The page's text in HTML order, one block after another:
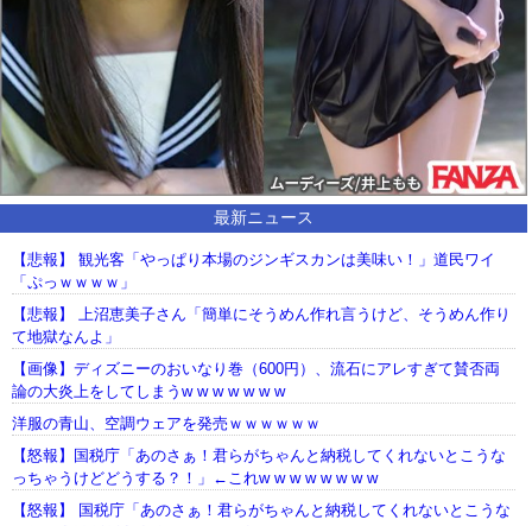
最新ニュース
【悲報】 観光客「やっぱり本場のジンギスカンは美味い！」道民ワイ
「ぷっｗｗｗｗ」
【悲報】 上沼恵美子さん「簡単にそうめん作れ言うけど、そうめん作り
て地獄なんよ」
【画像】ディズニーのおいなり巻（600円）、流石にアレすぎて賛否両
論の大炎上をしてしまうw w w w w w w
洋服の青山、空調ウェアを発売ｗｗｗｗｗｗ
【怒報】国税庁「あのさぁ！君らがちゃんと納税してくれないとこうな
っちゃうけどどうする？！」←これw w w w w w w w
【怒報】 国税庁「あのさぁ！君らがちゃんと納税してくれないとこうな